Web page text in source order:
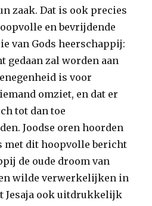
zaak. Dat is ook precies
en bevrijdende
van Gods heerschappij:
gedaan zal worden aan
is voor
omziet, en dat er
tot dan toe
Joodse oren hoorden
met dit hoopvolle bericht
de oude droom van
wilde verwerkelijken in
Jesaja ook uitdrukkelijk